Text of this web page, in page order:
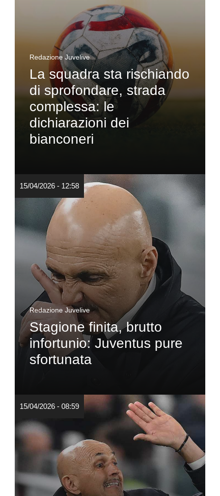
Redazione Juvelive
La squadra sta rischiando
di sprofondare, strada
complessa: le
dichiarazioni dei
bianconeri
15/04/2026 - 12:58
Redazione Juvelive
Stagione finita, brutto
infortunio: Juventus pure
sfortunata
15/04/2026 - 08:59